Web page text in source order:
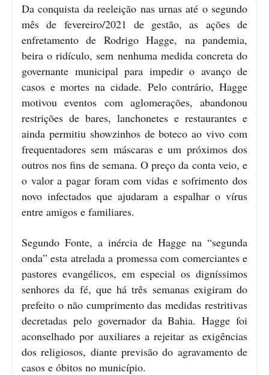
Da conquista da reeleição nas urnas até o segundo
mês de fevereiro/2021 de gestão, as ações de
enfretamento de Rodrigo Hagge, na pandemia,
beira o ridículo, sem nenhuma medida concreta do
governante municipal para impedir o avanço de
casos e mortes na cidade. Pelo contrário, Hagge
motivou eventos com aglomerações, abandonou
restrições de bares, lanchonetes e restaurantes e
ainda permitiu showzinhos de boteco ao vivo com
frequentadores sem máscaras e um próximos dos
outros nos fins de semana. O preço da conta veio, e
o valor a pagar foram com vidas e sofrimento dos
novo infectados que ajudaram a espalhar o vírus
entre amigos e familiares.
Segundo Fonte, a inércia de Hagge na “segunda
onda” esta atrelada a promessa com comerciantes e
pastores evangélicos, em especial os digníssimos
senhores da fé, que há três semanas exigiram do
prefeito o não cumprimento das medidas restritivas
decretadas pelo governador da Bahia. Hagge foi
aconselhado por auxiliares a rejeitar as exigências
dos religiosos, diante previsão do agravamento de
casos e óbitos no município.